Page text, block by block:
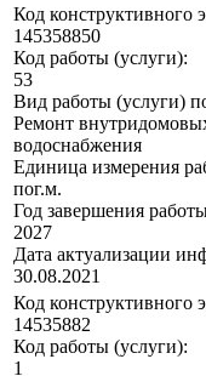
Код конструктивного
145358850
Код работы (услуги):
53
Вид работы (услуги)
Ремонт
водоснабжения
Единица измерения
пог.м.
Год завершения
2027
Дата актуализации
30.08.2021
Код конструктивного
14535882
Код работы (услуги):
1